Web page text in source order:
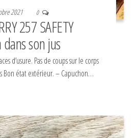
2021 0
257 SAFETY
son jus
d’usure. Pas de coups sur le corps
Bon état extérieur. – Capuchon…